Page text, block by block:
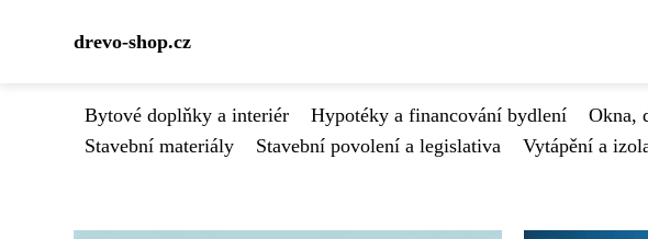
drevo-shop.cz
Bytové doplňky a interiér Hypotéky a financování bydlení Okna,
Stavební materiály
Stavební povolení a legislativa Vytápění a